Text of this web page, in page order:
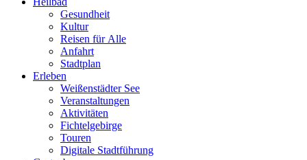
Gesund­heit
Kul­tur
Rei­sen für Alle
Anfahrt
Stadt­plan
Erle­ben
Wei­ßen­städ­ter See
Ver­an­stal­tun­gen
Akti­vi­tä­ten
Fich­tel­ge­bir­ge
Tou­ren
Digi­ta­le Stadtführung